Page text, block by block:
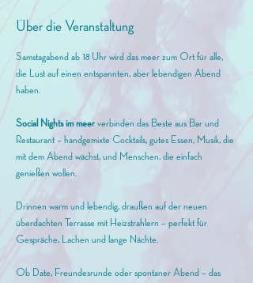
Über die Veranstaltung
Samstagabend ab 18 Uhr wird das meer zum Ort für alle,
die Lust auf einen entspannten, aber lebendigen Abend
haben.
Social Nights im meer verbinden das Beste aus Bar und
Restaurant – handgemixte Cocktails, gutes Essen, Musik, die
mit dem Abend wächst, und Menschen, die einfach
genießen wollen.
Drinnen warm und lebendig, draußen auf der neuen
überdachten Terrasse mit Heizstrahlern – perfekt für
Gespräche, Lachen und lange Nächte.
Ob Date, Freundesrunde oder spontaner Abend – das